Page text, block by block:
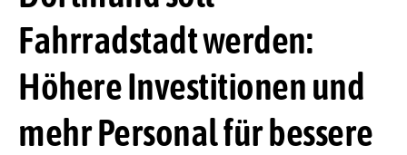
Fahrradstadt werden:
Höhere Investitionen und
mehr Personal für bessere